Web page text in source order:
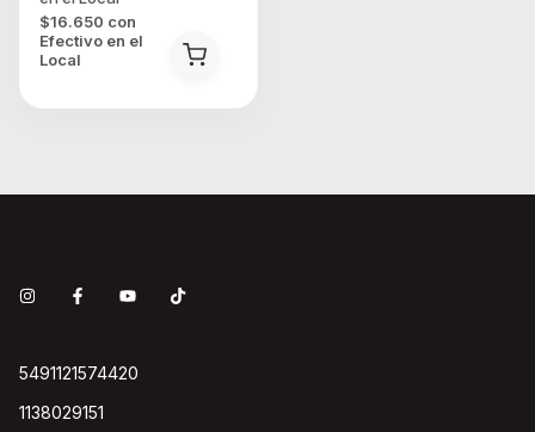
$16.650 con
Efectivo en el
Local
5491121574420
1138029151